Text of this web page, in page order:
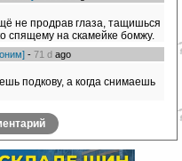
не продрав глаза, тащишься
спящему на скамейке бомжу.
- 71 dago
подкову, а когда снимаешь